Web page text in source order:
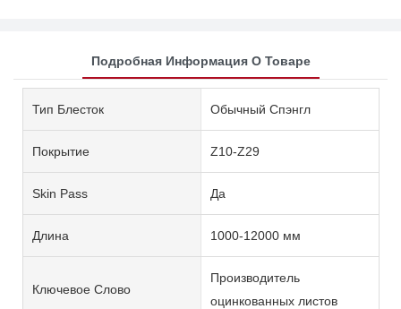
Подробная Информация О Товаре
Тип Блесток Обычный Спэнгл
Покрытие Z10-Z29
Skin Pass Да
Длина 1000-12000 мм
Ключевое Слово
Производитель
оцинкованных листов